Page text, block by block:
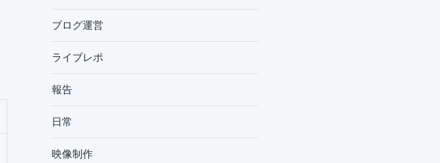
ブログ運営
ライブレポ
報告
日常
映像制作